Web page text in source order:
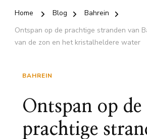
Home Blog
Bahrein
Ontspan op de prachtige stranden van
van de zon en het kristalheldere water
BAHREIN
Ontspan op de
prachtige